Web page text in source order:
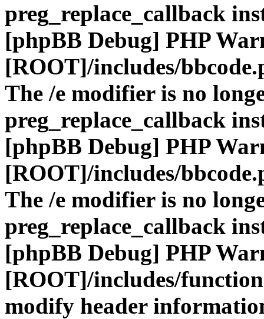
preg_replace_callback
[phpBB Debug] PHP
[ROOT]/includes/
The /e modifier is no
preg_replace_callback
[phpBB Debug] PHP
[ROOT]/includes/
The /e modifier is no
preg_replace_callback
[phpBB Debug] PHP
[ROOT]/includes/
modify header